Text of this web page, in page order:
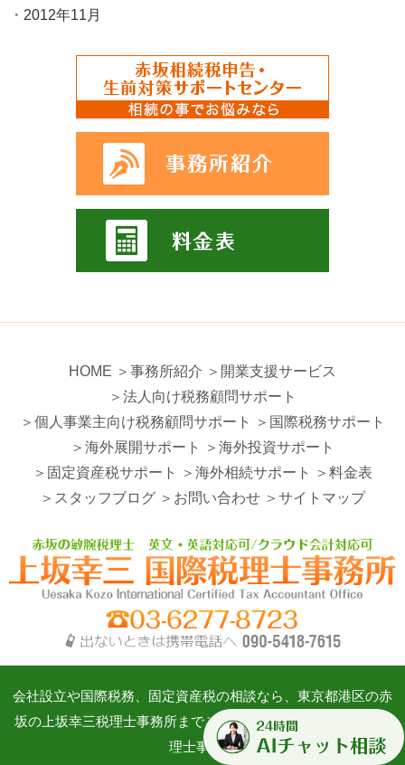
2012年11月
HOME ＞事務所紹介 ＞開業支援サービス
＞法人向け税務顧問サポート
＞個人事業主向け税務顧問サポート
＞国際税務サポート
＞海外展開サポート
＞海外投資サポート
＞固定資産税サポート
＞海外相続サポート
＞料金表
＞スタッフブログ ＞お問い合わせ ＞サイトマップ
会社設立や国際税務、固定資産税の相談なら、東京都港区の赤
坂の上坂幸三税理士事務所までご相談ください。©上坂幸三税
理士事務所